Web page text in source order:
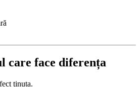
care face diferența
ținuta.